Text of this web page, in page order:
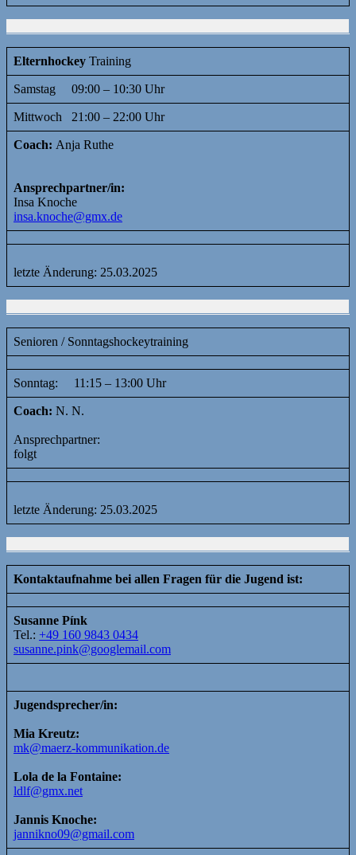
Elternhockey Training
Samstag 09:00 – 10:30 Uhr
Mittwoch 21:00 – 22:00 Uhr
Coach: Anja Ruthe
Ansprechpartner/in:
Insa Knoche
insa.knoche@gmx.de
letzte Änderung: 25.03.2025
Senioren / Sonntagshockeytraining
Sonntag: 11:15 – 13:00 Uhr
Coach: N. N.
Ansprechpartner:
folgt
letzte Änderung: 25.03.2025
Kontaktaufnahme bei allen Fragen für die Jugend ist:
Susanne Pínk
Tel.: +49 160 9843 0434
susanne.pink@googlemail.com
Jugendsprecher/in:
Mia Kreutz:
mk@maerz-kommunikation.de
Lola de la Fontaine:
ldlf@gmx.net
Jannis Knoche:
jannikno09@gmail.com